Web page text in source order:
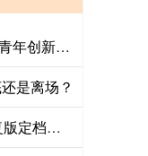
華鑫證券 守正创新绘时代新篇，全国中青年创新艺术展登陆中国美术馆
是离场？
众合网 等了35年！《纵横四海》4K修复版定档五一，周润发张国荣钟楚红绝版同框